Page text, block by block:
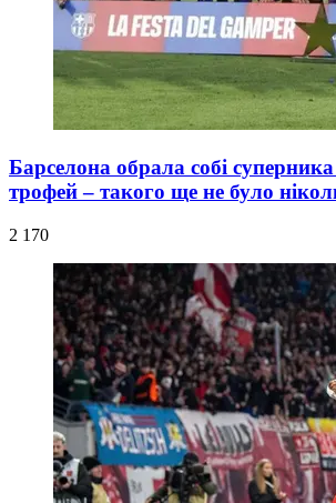
Барселона обрала собі
трофей – такого ще не було ніколи
2 170